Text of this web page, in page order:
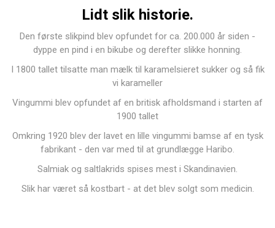
Lidt slik historie.
Den første slikpind blev opfundet for ca. 200.000 år siden -
dyppe en pind i en bikube og derefter slikke honning.
I 1800 tallet tilsatte man mælk til karamelsieret sukker og så fik
vi karameller
Vingummi blev opfundet af en britisk afholdsmand i starten af
1900 tallet
Omkring 1920 blev der lavet en lille vingummi bamse af en tysk
fabrikant - den var med til at grundlægge Haribo.
Salmiak og saltlakrids spises mest i Skandinavien.
Slik har været så kostbart - at det blev solgt som medicin.